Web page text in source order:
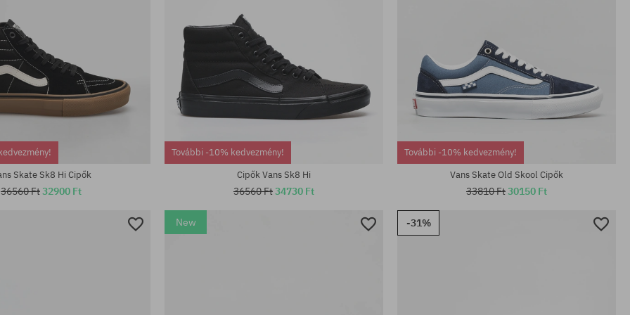
43; 44; 44.5; 45; 47
Elérhető méretek:
41; 42; 42.5; 43; 44; 44.5; 45; 46
Elérhető méretek:
36.5; 37; 38; 38.5; 39; 40; 40.5
Skate Sk8 Hi Cipők
36560 Ft32900 Ft
További -10% kedvezmény!
Cipők Vans Sk8 Hi
36560 Ft34730 Ft
További -10% kedvezmény!
Vans Skate Old Skool Cipők
33810 Ft30150 Ft
New -31%